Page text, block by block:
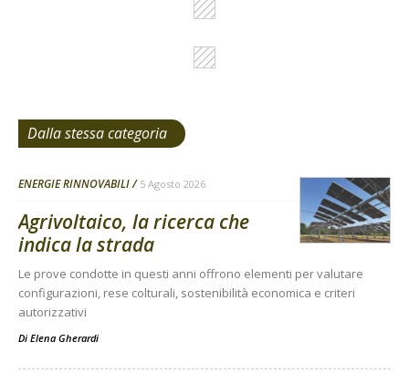
Dalla stessa categoria
ENERGIE RINNOVABILI 5 Agosto 2026
Agrivoltaico, la ricerca che
indica la strada
Le prove condotte in questi anni offrono elementi per valutare
configurazioni, rese colturali, sostenibilità economica e criteri
autorizzativi
Di Elena Gherardi